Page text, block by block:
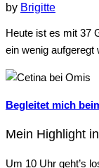
by Brigitte
Heute ist es mit
ein wenig
Begleitet mich
Mein Highlight
Um 10 Uhr geht’s